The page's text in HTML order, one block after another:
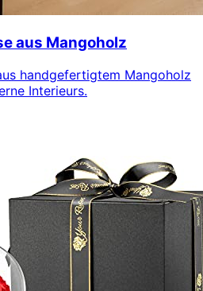
aus Mangoholz
handgefertigtem Mangoholz
Interieurs.